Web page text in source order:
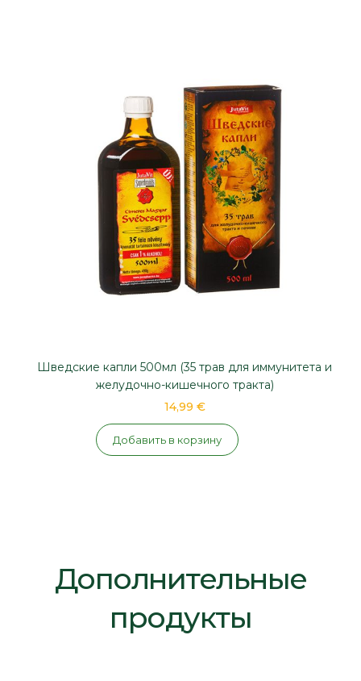
Шведские капли 500мл (35 трав для иммунитета и
желудочно-кишечного тракта)
14,99 €
Добавить в корзину
Дополнительные
продукты